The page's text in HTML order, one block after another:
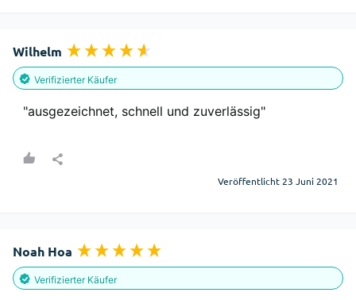
Wilhelm
Verifizierter Käufer
"ausgezeichnet, schnell und zuverlässig"
Veröffentlicht 23 Juni 2021
Noah Ноа
Verifizierter Käufer